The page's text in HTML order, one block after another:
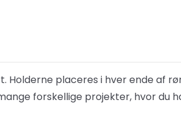
Holderne placeres i hver ende af
forskellige projekter, hvor du